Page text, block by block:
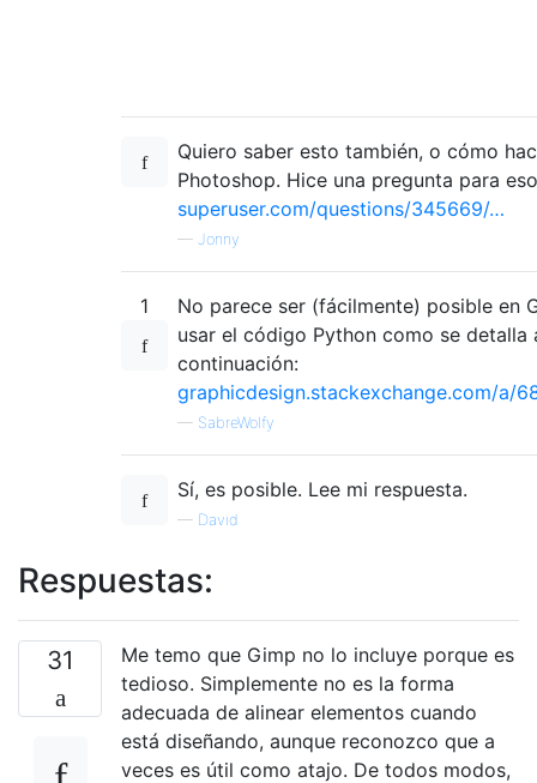
Quiero saber esto también, o cómo
Photoshop. Hice una pregunta para
superuser.com/questions/345669/…
— Jonny
1
No parece ser (fácilmente) posible en
usar el código Python como se detalla
continuación:
graphicdesign.stackexchange.com/a/
— SabreWolfy
Sí, es posible. Lee mi respuesta.
— David
Respuestas:
31
Me temo que Gimp no lo incluye porque es
tedioso. Simplemente no es la forma
adecuada de alinear elementos cuando
está diseñando, aunque reconozco que a
veces es útil como atajo. De todos modos,